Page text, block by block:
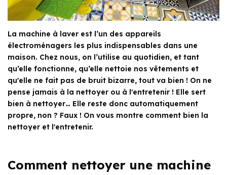
La machine à laver est l’un des appareils
électroménagers les plus indispensables dans une
maison. Chez nous, on l’utilise au quotidien, et tant
qu’elle fonctionne, qu’elle nettoie nos vêtements et
qu'elle ne fait pas de bruit bizarre, tout va bien ! On ne
pense jamais à la nettoyer ou à l'entretenir ! Elle sert
bien à nettoyer… Elle reste donc automatiquement
propre, non ? Faux ! On vous montre comment bien la
nettoyer et l'entretenir.
Comment nettoyer une machine